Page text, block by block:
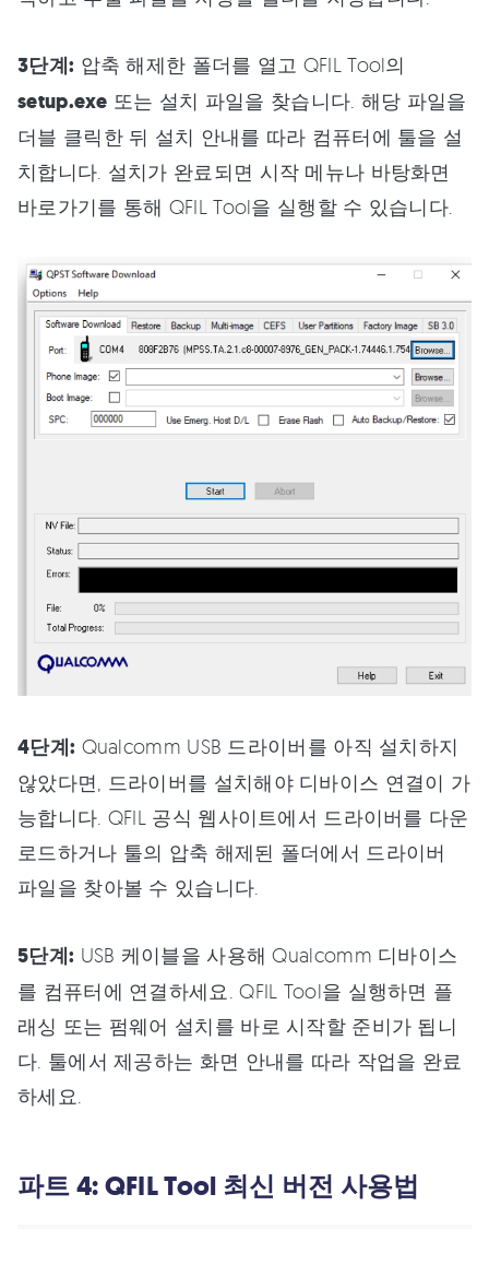
3단계: 압축 해제한 폴더를 열고 QFIL Tool의
setup.exe 또는 설치 파일을 찾습니다. 해당 파일을
더블 클릭한 뒤 설치 안내를 따라 컴퓨터에 툴을 설
치합니다. 설치가 완료되면 시작 메뉴나 바탕화면
바로가기를 통해 QFIL Tool을 실행할 수 있습니다.
4단계: Qualcomm USB 드라이버를 아직 설치하지
않았다면, 드라이버를 설치해야 디바이스 연결이 가
능합니다. QFIL 공식 웹사이트에서 드라이버를 다운
로드하거나 툴의 압축 해제된 폴더에서 드라이버
파일을 찾아볼 수 있습니다.
5단계: USB 케이블을 사용해 Qualcomm 디바이스
를 컴퓨터에 연결하세요. QFIL Tool을 실행하면 플
래싱 또는 펌웨어 설치를 바로 시작할 준비가 됩니
다. 툴에서 제공하는 화면 안내를 따라 작업을 완료
하세요.
파트 4: QFIL Tool 최신 버전 사용법